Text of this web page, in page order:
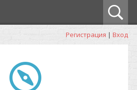
Регистрация | Вход